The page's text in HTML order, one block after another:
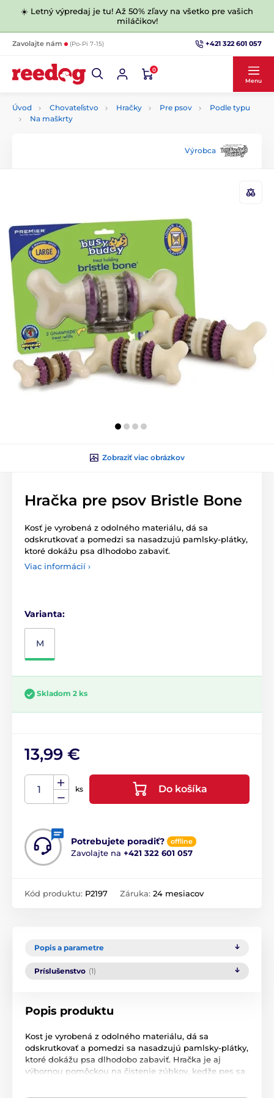
☀️ Letný výpredaj je tu! Až 50% zľavy na všetko pre vašich
miláčikov!
Zavolajte nám (Po-Pi 7-15) +421 322 601 057
0
Menu
Úvod Chovateľstvo Hračky Pre psov
Podle typu
Na maškrty
Výrobca
Zobraziť viac obrázkov
Hračka pre psov Bristle Bone
Kosť je vyrobená z odolného materiálu, dá sa
odskrutkovať a pomedzi sa nasadzujú pamlsky-plátky,
ktoré dokážu psa dlhodobo zabaviť.
Viac informácií ›
Varianta:
M
Skladom 2 ks
13,99 €
ks Do košíka
Potrebujete poradiť? offline
Zavolajte na +421 322 601 057
Kód produktu: P2197 Záruka: 24 mesiacov
Popis a parametre
Príslušenstvo (1)
Popis produktu
Kost je vyrobená z odolného materiálu, dá sa
odskrutkovať a pomedzi sa nasadzujú pamlsky-plátky,
ktoré dokážu psa dlhodobo zabaviť. Hračka je aj
výbornou pomôckou na čistenie zúbkov, kedže pes sa